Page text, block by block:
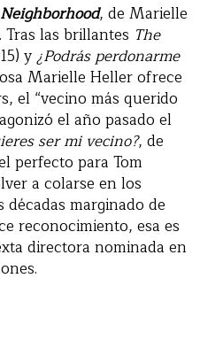
, de Marielle
Tras las brillantes The
y¿Podrás perdonarme
Marielle Heller ofrece
el “vecino más querido
el año pasado el
ser mi vecino?, de
perfecto para Tom
a colarse en los
décadas marginado de
reconocimiento, esa es
directora nominada en